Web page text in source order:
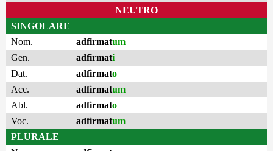
NEUTRO
SINGOLARE
Nom.
adfirmatum
Gen.
adfirmati
Dat.
adfirmato
Acc.
adfirmatum
Abl.
adfirmato
Voc.
adfirmatum
PLURALE